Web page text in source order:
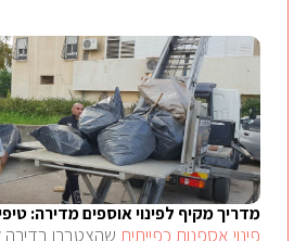
מדריך מקיף לפינוי אוספים מדירה:
פינוי אספנות כפייתית שהצטברו בדירה